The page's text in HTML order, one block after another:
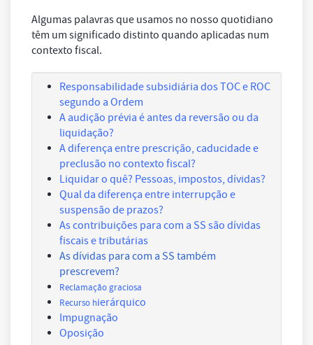
Algumas palavras que usamos no nosso quotidiano
têm um significado distinto quando aplicadas num
contexto fiscal.
Responsabilidade subsidiária dos TOC e ROC
segundo a Ordem
A audição prévia é antes da reversão ou da
liquidação?
A diferença entre prescrição, caducidade e
preclusão no contexto fiscal?
Liquidar o quê? Pessoas, impostos, dívidas?
Qual da diferença entre interrupção e
suspensão de prazos?
As contribuições para com a SS são dívidas
fiscais e tributárias
As dívidas para com a SS também
prescrevem?
Reclamação graciosa
Recurso hierárquico
Impugnação
Oposição